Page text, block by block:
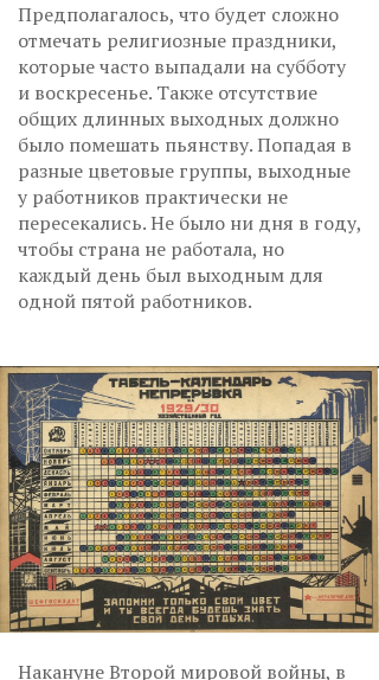
Предполагалось, что будет сложно
отмечать религиозные праздники,
которые часто выпадали на субботу
и воскресенье. Также отсутствие
общих длинных выходных должно
было помешать пьянству. Попадая в
разные цветовые группы, выходные
у работников практически не
пересекались. Не было ни дня в году,
чтобы страна не работала, но
каждый день был выходным для
одной пятой работников.
Накануне Второй мировой войны, в